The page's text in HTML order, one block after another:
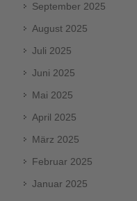
September 2025
August 2025
Juli 2025
Juni 2025
Mai 2025
April 2025
März 2025
Februar 2025
Januar 2025